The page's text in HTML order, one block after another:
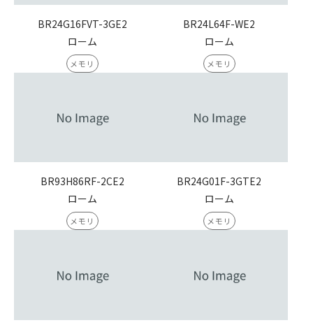
BR24G16FVT-3GE2
ローム
メモリ
BR24L64F-WE2
ローム
メモリ
BR93H86RF-2CE2
ローム
メモリ
BR24G01F-3GTE2
ローム
メモリ